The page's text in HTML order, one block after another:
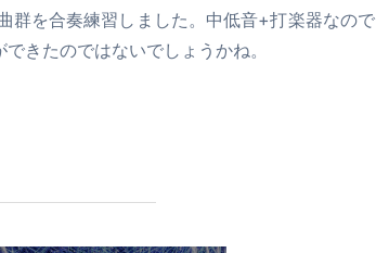
群を合奏練習しました。中低音+打楽器なので
きたのではないでしょうかね。